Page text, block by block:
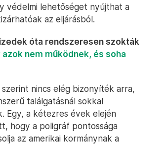
védelmi lehetőséget nyújthat a
az eljárásból.
óta rendszeresen szokták
nem működnek, és soha
szerint nincs elég bizonyíték arra,
találgatásnál sokkal
Egy, a kétezres évek elején
hogy a poligráf pontossága
az amerikai kormánynak a